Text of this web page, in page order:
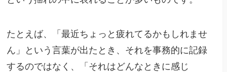
たとえば、「最近ちょっと疲れてるかもしれませ
ん」という言葉が出たとき、それを事務的に記録
するのではなく、「それはどんなときに感じ